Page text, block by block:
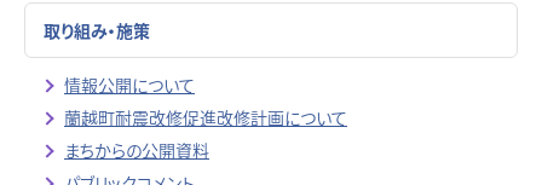
取り組み・施策
情報公開について
蘭越町耐震改修促進改修計画について
まちからの公開資料